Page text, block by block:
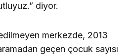
diyor.
merkezde, 2013
geçen çocuk sayısı